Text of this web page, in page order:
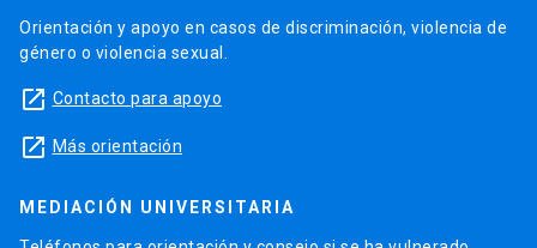
Orientación y apoyo en casos de discriminación, violencia de
género o violencia sexual.
launch Contacto para apoyo
launch Más orientación
MEDIACIÓN UNIVERSITARIA